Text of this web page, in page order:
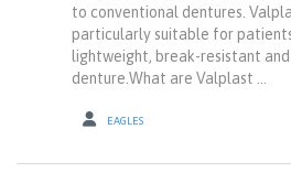
to conventional dentures.
particularly suitable for
lightweight, break-resistant
denture.What are Valplast ...
EAGLES